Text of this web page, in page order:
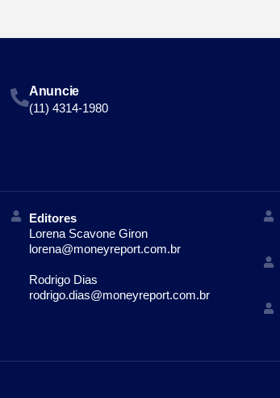
Anuncie
(11) 4314-1980
Editores
Lorena Scavone Giron
lorena@moneyreport.com.br
Rodrigo Dias
rodrigo.dias@moneyreport.com.br